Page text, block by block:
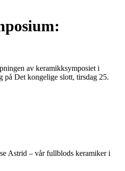
av keramikksymposiet i
Det kongelige slott, tirsdag 25.
Astrid – vår fullblods keramiker i